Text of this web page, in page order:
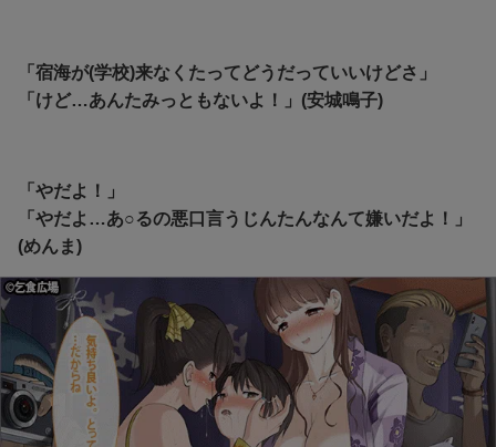
「宿海が(学校)来なくたってどうだっていいけどさ」
「けど…あんたみっともないよ！」(安城鳴子)
「やだよ！」
「やだよ…あ○るの悪口言うじんたんなんて嫌いだよ！」
(めんま)